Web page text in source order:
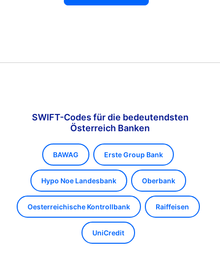
SWIFT-Codes für die bedeutendsten
Österreich Banken
BAWAG Erste Group Bank
Hypo Noe Landesbank Oberbank
Oesterreichische Kontrollbank Raiffeisen
UniCredit